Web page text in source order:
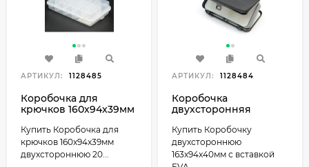
АРТИКУЛ: 1128485
Коробочка для
крючков 160x94x39мм
ячеек Олта H-494
Купить Коробочка для
крючков 160x94x39мм
двухстороннюю 20...
АРТИКУЛ: 1128484
Коробочка
двухсторонняя
вставкой EVA для
приманок Олта H-491
Купить Коробочку
двухстороннюю
163x94x40мм с вставкой